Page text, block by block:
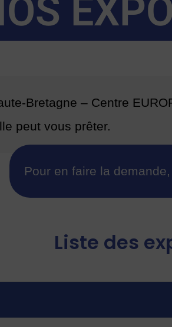
Bretagne – Centre
peut vous prêter.
Pour en faire la
Liste des